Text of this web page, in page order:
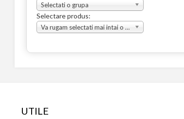
Selectati o grupa
Selectare produs:
Va rugam selectati mai intai o grupa
UTILE